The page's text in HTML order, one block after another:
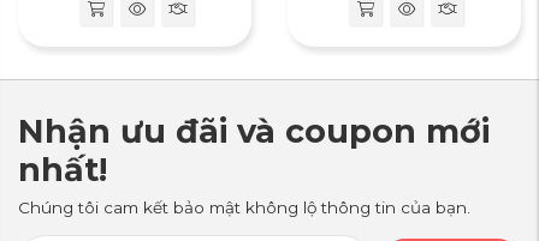
Nhận ưu đãi và coupon mới
nhất!
Chúng tôi cam kết bảo mật không lộ thông tin của bạn.